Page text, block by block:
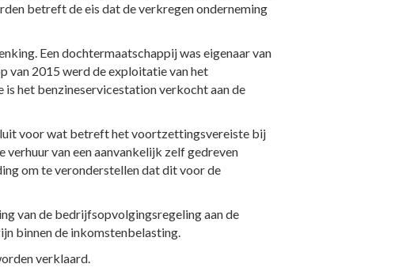
betreft de eis dat de verkregen onderneming
Een dochtermaatschappij was eigenaar van
van 2015 werd de exploitatie van het
is het benzineservicestation verkocht aan de
voor wat betreft het voortzettingsvereiste bij
van een aanvankelijk zelf gedreven
om te veronderstellen dat dit voor de
van de bedrijfsopvolgingsregeling aan de
binnen de inkomstenbelasting.
verklaard.